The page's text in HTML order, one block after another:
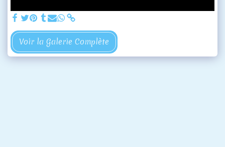
Voir la Galerie Complète